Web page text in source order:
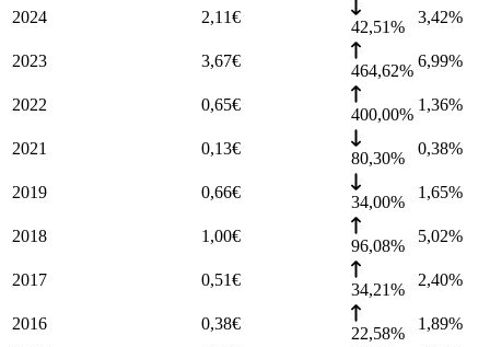
2024
2,11€
42,51%
3,42%
2023 3,67€
464,62%
6,99%
2022 0,65€
400,00%
1,36%
2021 0,13€
80,30%
0,38%
2019 0,66€
34,00%
1,65%
2018 1,00€
96,08%
5,02%
2017 0,51€
34,21%
2,40%
2016 0,38€
22,58%
1,89%